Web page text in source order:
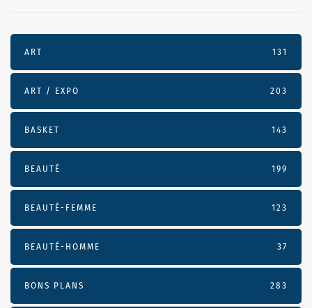
ART 131
ART / EXPO 203
BASKET 143
BEAUTÉ 199
BEAUTÉ-FEMME 123
BEAUTÉ-HOMME 37
BONS PLANS 283